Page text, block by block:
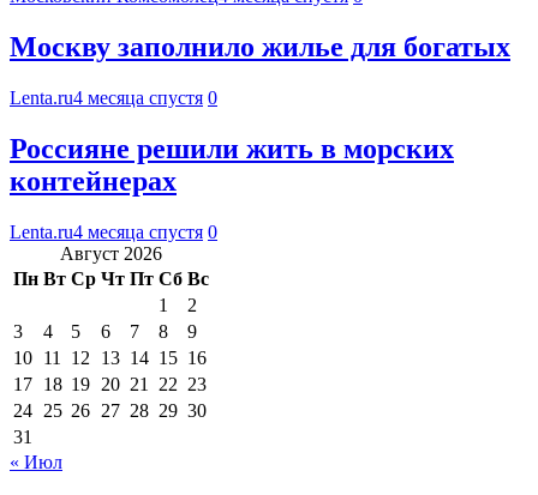
Москву заполнило жилье для богатых
Lenta.ru4 месяца спустя 0
Россияне решили жить в морских
контейнерах
Lenta.ru4 месяца спустя 0
Август 2026
Пн Вт Ср Чт Пт Сб Вс
1
2
3
4 5 6 7 8
9
10 11 12 13 14 15 16
17 18 19 20 21 22 23
24 25 26 27 28 29 30
31
« Июл